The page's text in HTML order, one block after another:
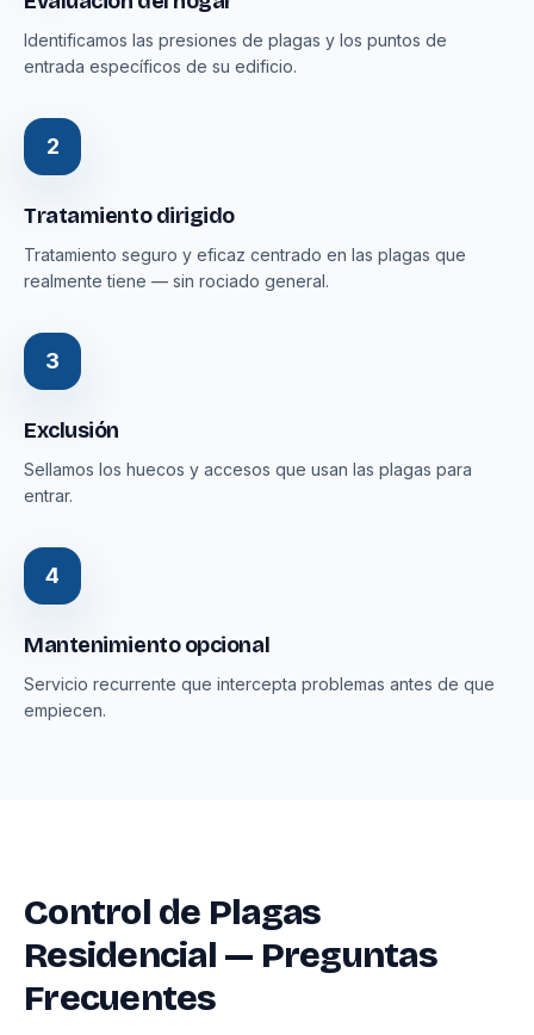
Identificamos las presiones de plagas y los puntos de
entrada específicos de su edificio.
2
Tratamiento dirigido
Tratamiento seguro y eficaz centrado en las plagas que
realmente tiene — sin rociado general.
3
Exclusión
Sellamos los huecos y accesos que usan las plagas para
entrar.
4
Mantenimiento opcional
Servicio recurrente que intercepta problemas antes de que
empiecen.
Control de Plagas
Residencial — Preguntas
Frecuentes